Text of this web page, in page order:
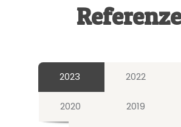
2023 2022
2020 2019